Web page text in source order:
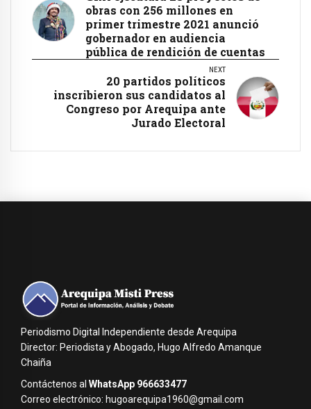
obras con 256 millones en
primer trimestre 2021 anunció
gobernador en audiencia
pública de rendición de cuentas
NEXT
20 partidos políticos
inscribieron sus candidatos al
Congreso por Arequipa ante
Jurado Electoral
Periodismo Digital Independiente desde Arequipa
Director: Periodista y Abogado, Hugo Alfredo Amanque
Chaiña
Contáctenos al WhatsApp 966633477
Correo electrónico: hugoarequipa1960@gmail.com